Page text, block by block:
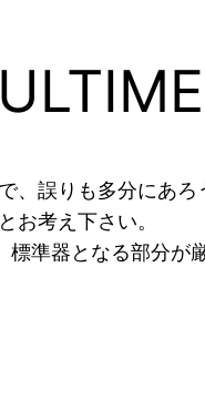
誤りも多分にあろ
お考え下さい。
準器となる部分が